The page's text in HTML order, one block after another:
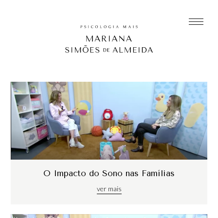
O Impacto do Sono nas Famílias
ver mais